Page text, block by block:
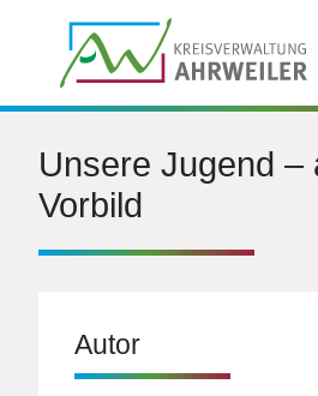
Unsere Jugend –
Vorbild
Autor